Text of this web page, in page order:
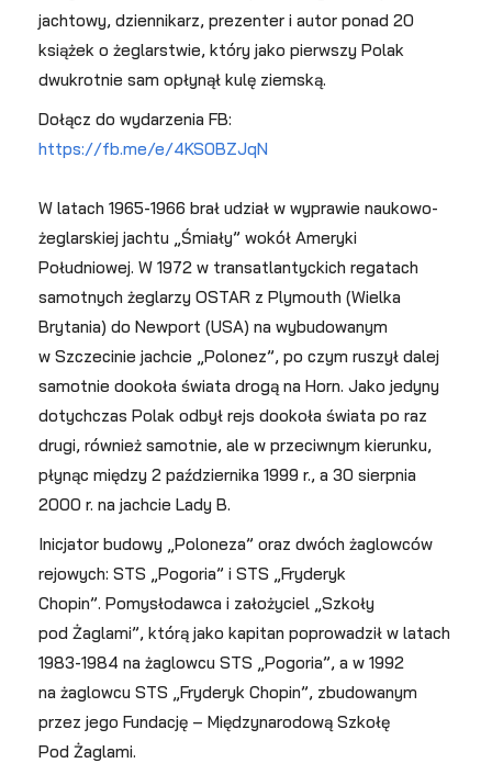
jachtowy, dziennikarz, prezenter i autor ponad 20
książek o żeglarstwie, który jako pierwszy Polak
dwukrotnie sam opłynął kulę ziemską.
Dołącz do wydarzenia FB:
https://fb.me/e/4KS0BZJqN
W latach 1965-1966 brał udział w wyprawie naukowo-
żeglarskiej jachtu „Śmiały” wokół Ameryki
Południowej. W 1972 w transatlantyckich regatach
samotnych żeglarzy OSTAR z Plymouth (Wielka
Brytania) do Newport (USA) na wybudowanym
w Szczecinie jachcie „Polonez”, po czym ruszył dalej
samotnie dookoła świata drogą na Horn. Jako jedyny
dotychczas Polak odbył rejs dookoła świata po raz
drugi, również samotnie, ale w przeciwnym kierunku,
płynąc między 2 października 1999 r., a 30 sierpnia
2000 r. na jachcie Lady B.
Inicjator budowy „Poloneza” oraz dwóch żaglowców
rejowych: STS „Pogoria” i STS „Fryderyk
Chopin”. Pomysłodawca i założyciel „Szkoły
pod Żaglami”, którą jako kapitan poprowadził w latach
1983-1984 na żaglowcu STS „Pogoria”, a w 1992
na żaglowcu STS „Fryderyk Chopin”, zbudowanym
przez jego Fundację – Międzynarodową Szkołę
Pod Żaglami.